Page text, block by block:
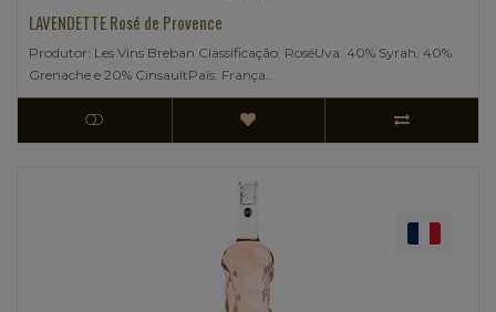
LAVENDETTE Rosé de Provence
Produtor: Les Vins Breban Classificação: RoséUva: 40% Syrah, 40%
Grenache e 20% CinsaultPaís: França..